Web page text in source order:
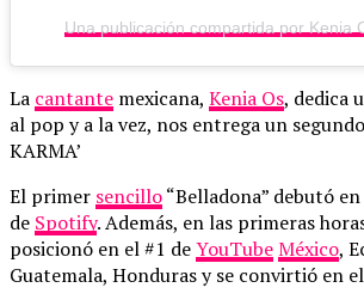
Una publicación compartida por Kenia
La cantante mexicana, Kenia Os, dedica
al pop y a la vez, nos entrega un
KARMA’
El primer sencillo“Belladona” debutó
de Spotify. Además, en las primeras
posicionó en el #1 deYouTubeMéxico,
Guatemala, Honduras y se convirtió en